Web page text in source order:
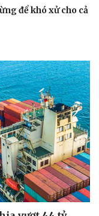
để khó xử cho cả